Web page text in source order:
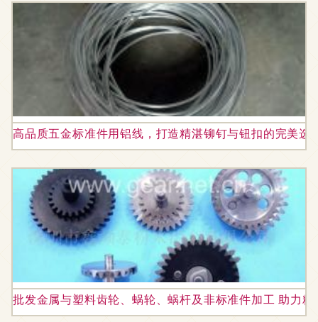
高品质五金标准件用铝线，打造精湛铆钉与钮扣的完美选
批发金属与塑料齿轮、蜗轮、蜗杆及非标准件加工 助力